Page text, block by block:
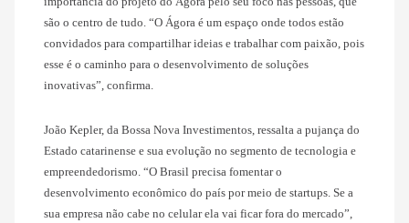
são o centro de tudo. “O Ágora é um espaço onde todos estão
convidados para compartilhar ideias e trabalhar com paixão, pois
esse é o caminho para o desenvolvimento de soluções
inovativas”, confirma.
João Kepler, da Bossa Nova Investimentos, ressalta a pujança do
Estado catarinense e sua evolução no segmento de tecnologia e
empreendedorismo. “O Brasil precisa fomentar o
desenvolvimento econômico do país por meio de startups. Se a
sua empresa não cabe no celular ela vai ficar fora do mercado”,